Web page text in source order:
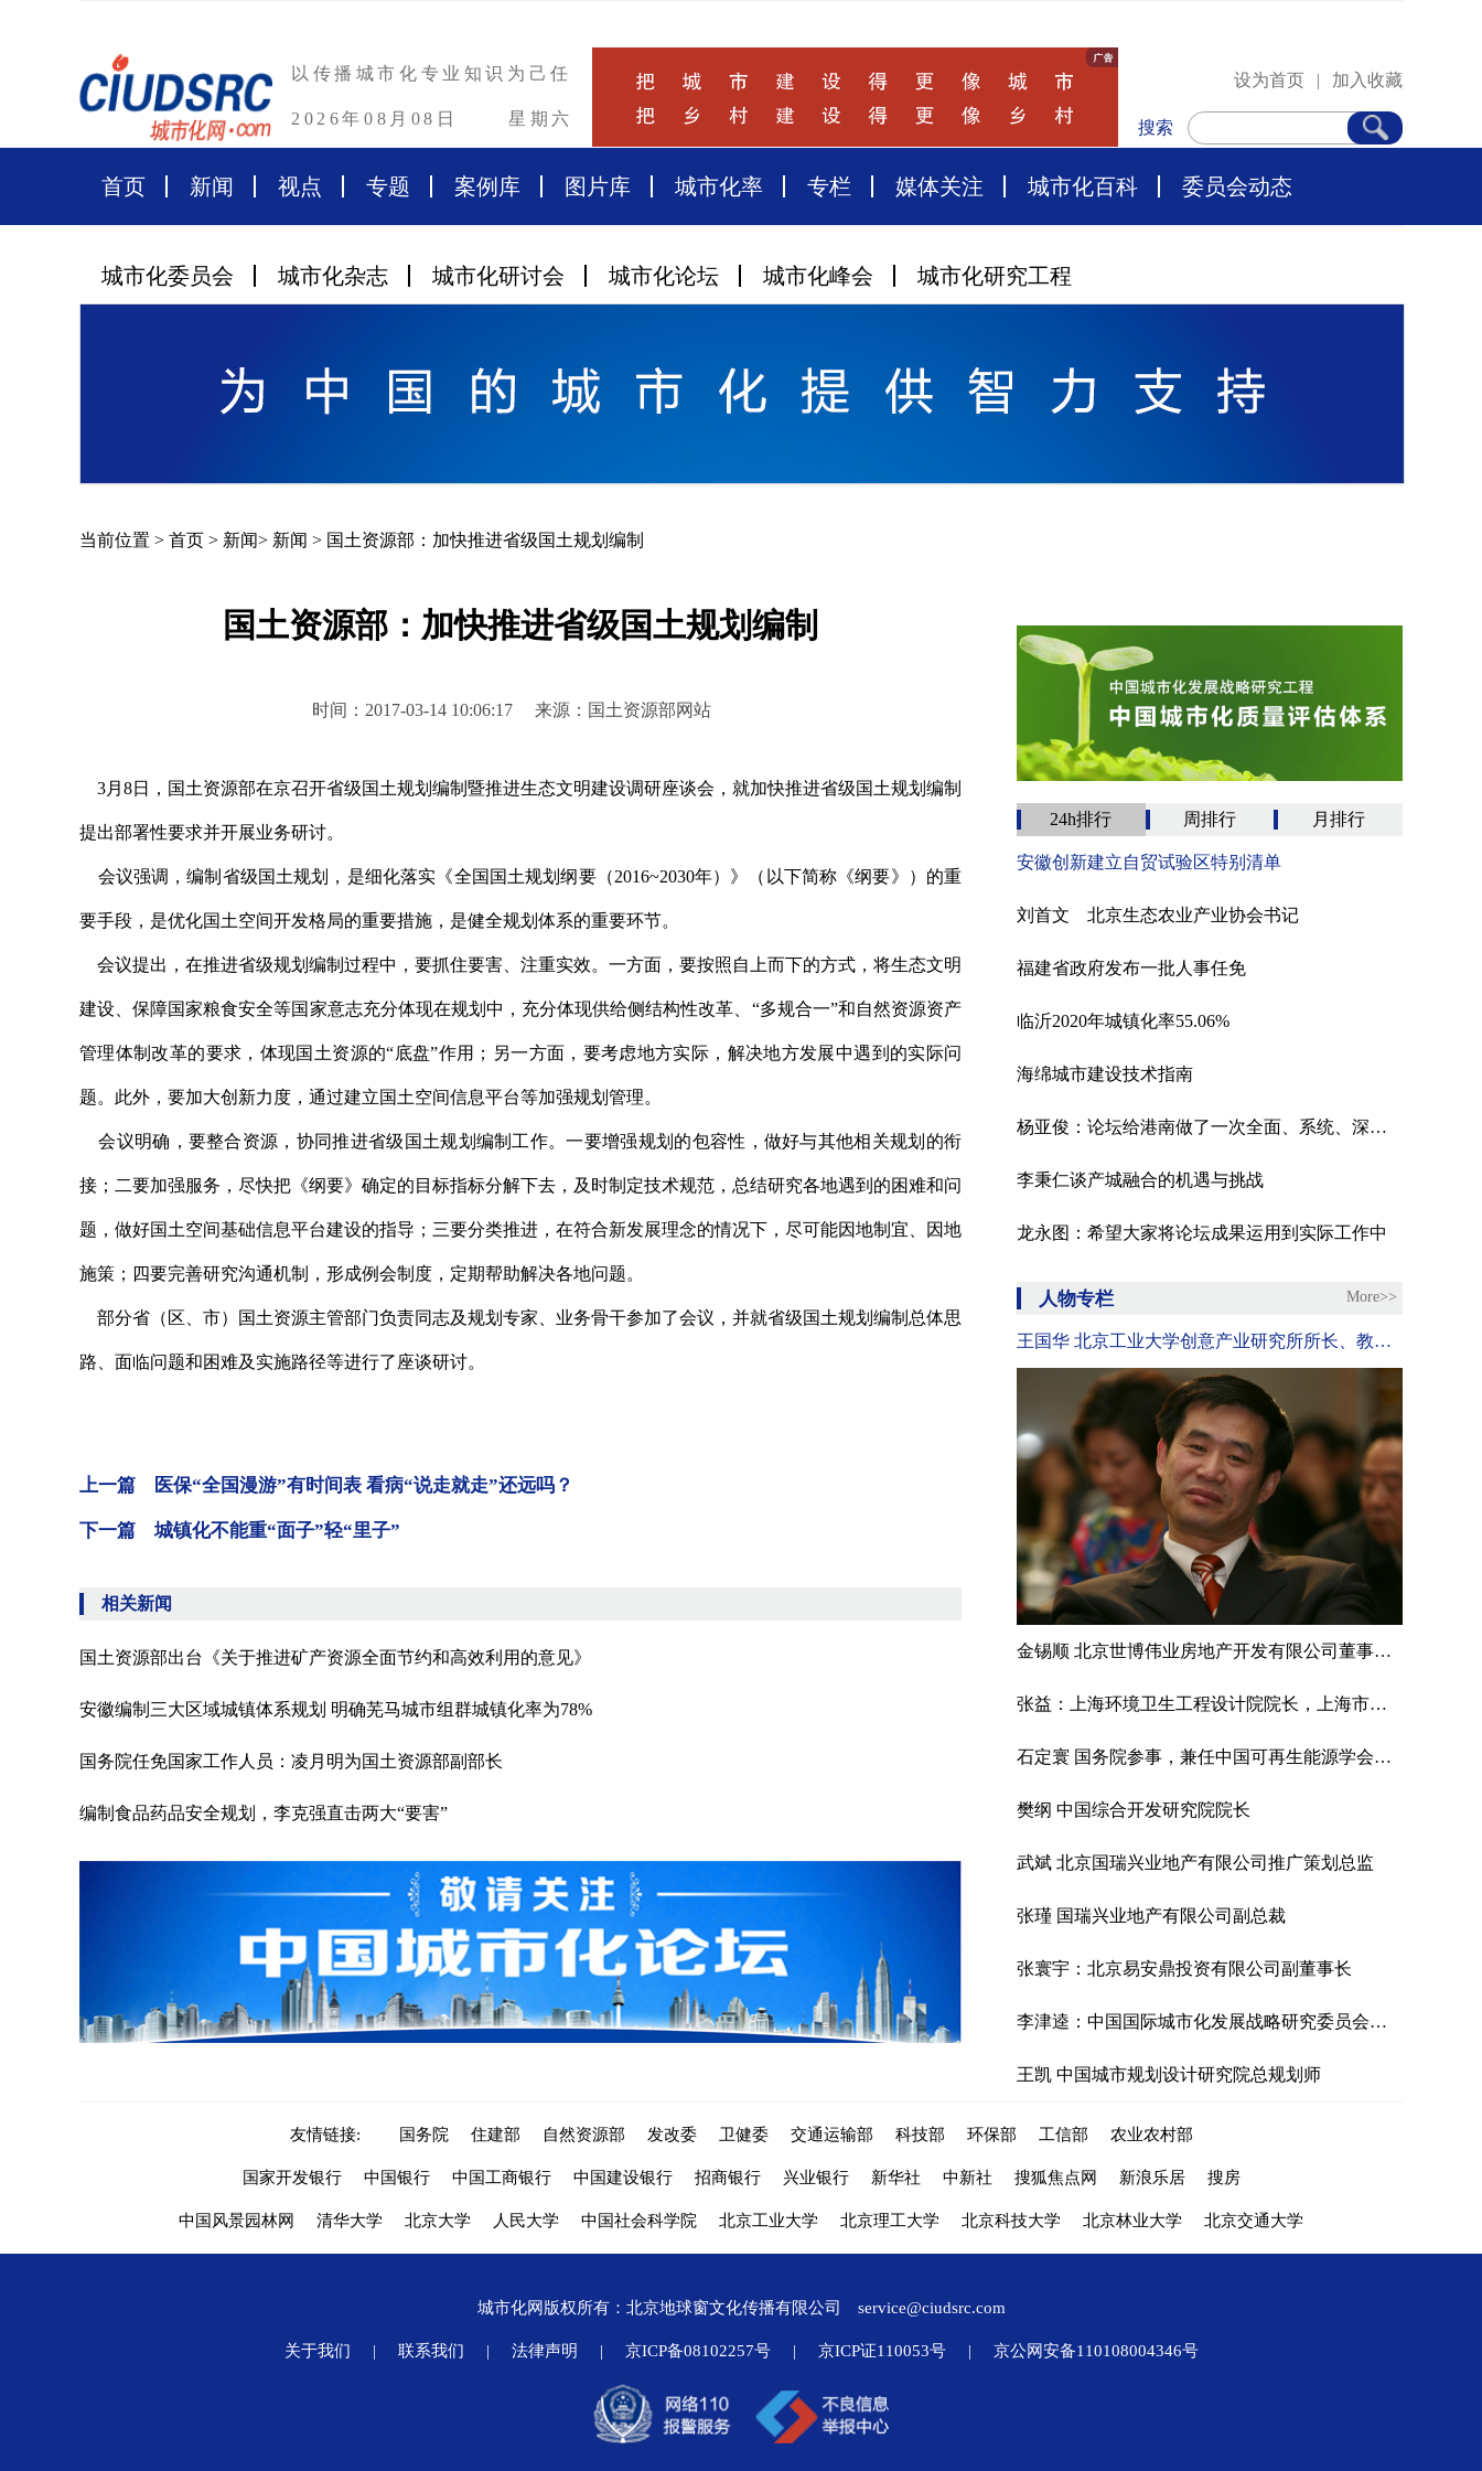
以传播城市化专业知识为己任
2026年08月08日 星期六
设为首页 | 加入收藏
搜索
首页 新闻 视点 专题 案例库 图片库 城市化率 专栏 媒体关注 城市化百科 委员会动态
城市化委员会 城市化杂志 城市化研讨会 城市化论坛 城市化峰会 城市化研究工程
当前位置 > 首页 > 新闻> 新闻 > 国土资源部：加快推进省级国土规划编制
国土资源部：加快推进省级国土规划编制
时间：2017-03-14 10:06:17 来源：国土资源部网站
3月8日，国土资源部在京召开省级国土规划编制暨推进生态文明建设调研座谈会，就加快推进省级国土规划编制
提出部署性要求并开展业务研讨。
会议强调，编制省级国土规划，是细化落实《全国国土规划纲要（2016~2030年）》（以下简称《纲要》）的重
要手段，是优化国土空间开发格局的重要措施，是健全规划体系的重要环节。
会议提出，在推进省级规划编制过程中，要抓住要害、注重实效。一方面，要按照自上而下的方式，将生态文明
建设、保障国家粮食安全等国家意志充分体现在规划中，充分体现供给侧结构性改革、“多规合一”和自然资源资产
管理体制改革的要求，体现国土资源的“底盘”作用；另一方面，要考虑地方实际，解决地方发展中遇到的实际问
题。此外，要加大创新力度，通过建立国土空间信息平台等加强规划管理。
会议明确，要整合资源，协同推进省级国土规划编制工作。一要增强规划的包容性，做好与其他相关规划的衔
接；二要加强服务，尽快把《纲要》确定的目标指标分解下去，及时制定技术规范，总结研究各地遇到的困难和问
题，做好国土空间基础信息平台建设的指导；三要分类推进，在符合新发展理念的情况下，尽可能因地制宜、因地
施策；四要完善研究沟通机制，形成例会制度，定期帮助解决各地问题。
部分省（区、市）国土资源主管部门负责同志及规划专家、业务骨干参加了会议，并就省级国土规划编制总体思
路、面临问题和困难及实施路径等进行了座谈研讨。
上一篇 医保“全国漫游”有时间表 看病“说走就走”还远吗？
下一篇 城镇化不能重“面子”轻“里子”
相关新闻
国土资源部出台《关于推进矿产资源全面节约和高效利用的意见》
安徽编制三大区域城镇体系规划 明确芜马城市组群城镇化率为78%
国务院任免国家工作人员：凌月明为国土资源部副部长
编制食品药品安全规划，李克强直击两大“要害”
24h排行 周排行 月排行
安徽创新建立自贸试验区特别清单
刘首文 北京生态农业产业协会书记
福建省政府发布一批人事任免
临沂2020年城镇化率55.06%
海绵城市建设技术指南
杨亚俊：论坛给港南做了一次全面、系统、深度的体检
李秉仁谈产城融合的机遇与挑战
龙永图：希望大家将论坛成果运用到实际工作中
人物专栏 More>>
王国华 北京工业大学创意产业研究所所长、教授、博士
金锡顺 北京世博伟业房地产开发有限公司董事长·总经理
张益：上海环境卫生工程设计院院长，上海市环境工程设计科学研究院有限公司总经理，住建部科学技术委员会委员，住建部市容环境卫生标准化技术委员会主任，上海污染场地修复工程技术研究中心主任。
石定寰 国务院参事，兼任中国可再生能源学会理事长
樊纲 中国综合开发研究院院长
武斌 北京国瑞兴业地产有限公司推广策划总监
张瑾 国瑞兴业地产有限公司副总裁
张寰宇：北京易安鼎投资有限公司副董事长
李津逵：中国国际城市化发展战略研究委员会副主任
王凯 中国城市规划设计研究院总规划师
友情链接: 国务院 住建部 自然资源部 发改委 卫健委 交通运输部 科技部 环保部 工信部 农业农村部
国家开发银行 中国银行 中国工商银行 中国建设银行 招商银行 兴业银行 新华社 中新社 搜狐焦点网 新浪乐居 搜房
中国风景园林网 清华大学 北京大学 人民大学 中国社会科学院 北京工业大学 北京理工大学 北京科技大学 北京林业大学 北京交通大学
城市化网版权所有：北京地球窗文化传播有限公司 service@ciudsrc.com
关于我们 | 联系我们 | 法律声明 | 京ICP备08102257号 | 京ICP证110053号 | 京公网安备110108004346号